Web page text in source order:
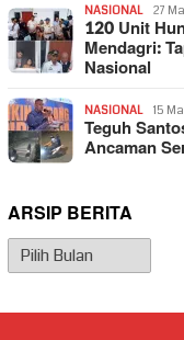
NASIONAL 27
120 Unit
Mendagri:
Nasional
NASIONAL 15
Teguh
Ancaman
ARSIP BERITA
Arsip
Berita